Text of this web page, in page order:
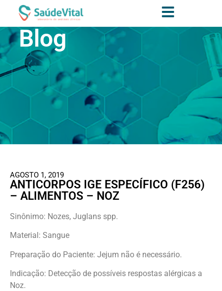
Blog
AGOSTO 1, 2019
ANTICORPOS IGE ESPECÍFICO (F256)
– ALIMENTOS – NOZ
Sinônimo: Nozes, Juglans spp.
Material: Sangue
Preparação do Paciente: Jejum não é necessário.
Indicação: Detecção de possíveis respostas alérgicas a
Noz.